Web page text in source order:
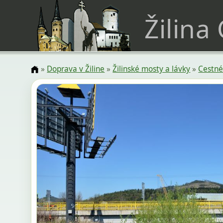
Žilina
» Doprava v Žiline »Žilinské mosty a lávky»